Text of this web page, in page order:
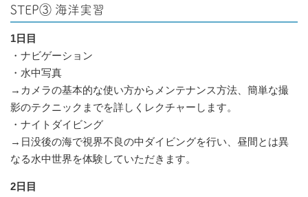
STEP③ 海洋実習
1日目
・ナビゲーション
・水中写真
→カメラの基本的な使い方からメンテナンス方法、簡単な撮
影のテクニックまでを詳しくレクチャーします。
・ナイトダイビング
→日没後の海で視界不良の中ダイビングを行い、昼間とは異
なる水中世界を体験していただきます。
2日目